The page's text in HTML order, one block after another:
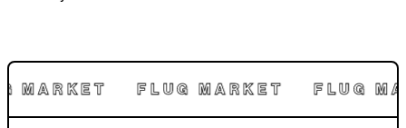
MARKET FLUG MARKET FLUG